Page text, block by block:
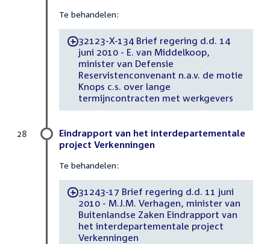
Te behandelen:
-32123-X-134 Brief regering d.d. 14
juni 2010 - E. van Middelkoop,
minister van Defensie
Reservistenconvenant n.a.v. de motie
Knops c.s. over lange
termijncontracten met werkgevers
Eindrapport van het interdepartementale
project Verkenningen
Te behandelen:
-31243-17 Brief regering d.d. 11 juni
2010 - M.J.M. Verhagen, minister van
Buitenlandse Zaken Eindrapport van
het interdepartementale project
Verkenningen
28